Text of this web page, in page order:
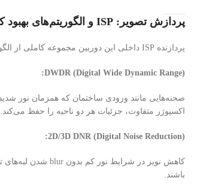
پردازش تصویر: ISP و الگوریتم‌های بهبود کیفیت
پردازنده ISP داخلی این دوربین مجموعه کاملی از الگوریتم‌های بهبود تصویر را پشتیبانی می‌کند:
DWDR (Digital Wide Dynamic Range):
اکسپوژر متفاوت، جزئیات هر دو ناحیه را حفظ می‌کند.
2D/3D DNR (Digital Noise Reduction):
باشند.